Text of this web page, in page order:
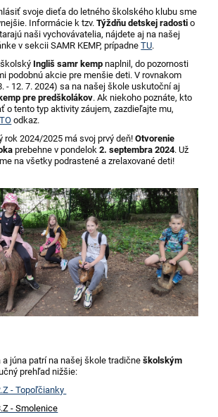
svoje dieťa do letného školského klubu sme
Informácie k tzv.Týždňu detskej radostio
naši vychovávatelia, nájdete aj na našej
v sekcii SAMR KEMP, prípadneTU.
Ingliš samr kemp naplnil, do pozornosti
podobnú akcie pre menšie deti. V rovnakom
- 12. 7. 2024) sa na našej škole uskutoční aj
pre predškolákov. Ak niekoho poznáte, kto
o tento typ aktivity záujem, zazdieľajte mu,
odkaz.
rok 2024/2025 má svoj prvý deň!Otvorenie
prebehne v pondelok2. septembra 2024. Už
na všetky podrastené a zrelaxované deti!
a júna patrí na našej škole tradičneškolským
prehľad nižšie:
- Topoľčianky
- Smolenice